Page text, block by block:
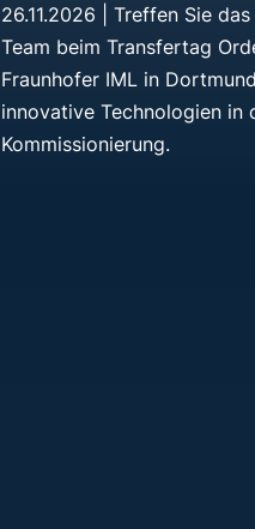
26.11.2026 | Treffen Sie
Team beim Transfertag
Fraunhofer IML in
innovative Technologien in
Kommissionierung.